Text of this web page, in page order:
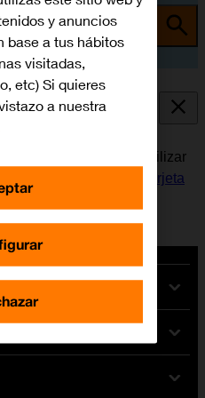
móvil
el móvil. Antes de utilizar
necesario
insertar la tarjeta
y anuncios
base a tus hábitos
visitadas,
etc) Si quieres
a nuestra